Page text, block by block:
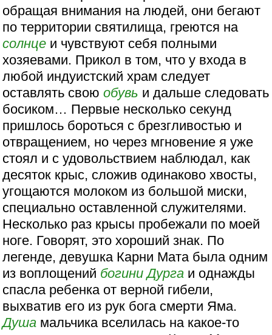
обращая внимания на людей, они бегают
по территории святилища, греются на
солнце и чувствуют себя полными
хозяевами. Прикол в том, что у входа в
любой индуистский храм следует
оставлять своюобувь и дальше следовать
босиком… Первые несколько секунд
пришлось бороться с брезгливостью и
отвращением, но через мгновение я уже
стоял и с удовольствием наблюдал, как
десяток крыс, сложив одинаково хвосты,
угощаются молоком из большой миски,
специально оставленной служителями.
Несколько раз крысы пробежали по моей
ноге. Говорят, это хороший знак. По
легенде, девушка Карни Мата была одним
из воплощений богини Дурга и однажды
спасла ребенка от верной гибели,
выхватив его из рук бога смерти Яма.
Душа мальчика вселилась на какое-то